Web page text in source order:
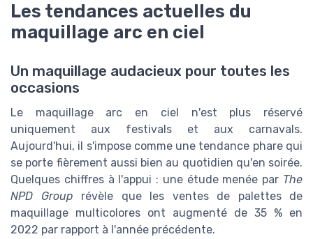
Les tendances actuelles du
maquillage arc en ciel
Un maquillage audacieux pour toutes les
occasions
Le maquillage arc en ciel n'est plus réservé
uniquement aux festivals et aux carnavals.
Aujourd'hui, il s'impose comme une tendance phare qui
se porte fièrement aussi bien au quotidien qu'en soirée.
Quelques chiffres à l'appui : une étude menée par The
NPD Group révèle que les ventes de palettes de
maquillage multicolores ont augmenté de 35 % en
2022 par rapport à l'année précédente.